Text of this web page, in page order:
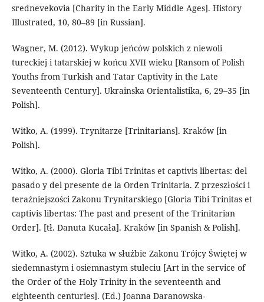
srednevekovia [Charity in the Early Middle Ages]. History
Illustrated, 10, 80–89 [in Russian].
Wagner, M. (2012). Wykup jeńcόw polskich z niewoli
tureckiej i tatarskiej w końcu XVII wieku [Ransom of Polish
Youths from Turkish and Tatar Captivity in the Late
Seventeenth Century]. Ukrainska Orientalistika, 6, 29–35 [in
Polish].
Witko, A. (1999). Trynitarze [Trinitarians]. Kraków [in
Polish].
Witko, A. (2000). Gloria Tibi Trinitas et captivis libertas: del
pasado y del presente de la Orden Trinitaria. Z przeszłości i
teraźniejszości Zakonu Trynitarskiego [Gloria Tibi Trinitas et
captivis libertas: The past and present of the Trinitarian
Order]. [tł. Danuta Kucała]. Kraków [in Spanish & Polish].
Witko, A. (2002). Sztuka w służbie Zakonu Trójcy Świętej w
siedemnastym i osiemnastym stuleciu [Art in the service of
the Order of the Holy Trinity in the seventeenth and
eighteenth centuries]. (Ed.) Joanna Daranowska-